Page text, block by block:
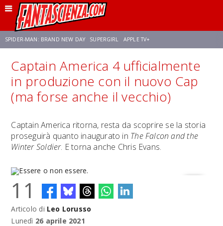
SPIDER-MAN: BRAND NEW DAY SUPERGIRL APPLE TV+
FRANCO RICCIARDIELLO ZENDAYA STAR TREK AVENGERS: DOOMSDAY
NETFLIX
Captain America 4 ufficialmente
in produzione con il nuovo Cap
(ma forse anche il vecchio)
Captain America ritorna, resta da scoprire se la storia
proseguirà quanto inaugurato in The Falcon and the
Winter Soldier. E torna anche Chris Evans.
Essere o non essere.
11
Articolo di Leo Lorusso
Lunedì 26 aprile 2021